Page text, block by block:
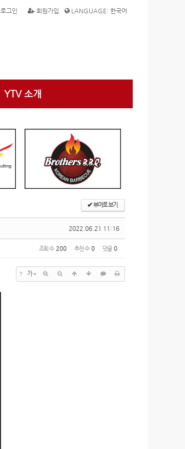
LANGUAGE: 한국어
로그인 회원가입
YTV 소개
✔뷰어로 보기
2022.06.21 11:16
조회 수 200 추천 수 0 댓글 0
? 가